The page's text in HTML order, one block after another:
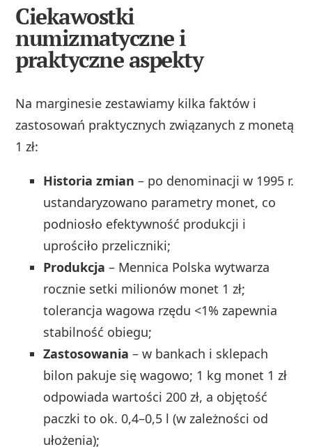
Ciekawostki
numizmatyczne i
praktyczne aspekty
Na marginesie zestawiamy kilka faktów i
zastosowań praktycznych związanych z monetą
1 zł:
Historia zmian – po denominacji w 1995 r.
ustandaryzowano parametry monet, co
podniosło efektywność produkcji i
uprościło przeliczniki;
Produkcja – Mennica Polska wytwarza
rocznie setki milionów monet 1 zł;
tolerancja wagowa rzędu <1% zapewnia
stabilność obiegu;
Zastosowania – w bankach i sklepach
bilon pakuje się wagowo; 1 kg monet 1 zł
odpowiada wartości 200 zł, a objętość
paczki to ok. 0,4–0,5 l (w zależności od
ułożenia);